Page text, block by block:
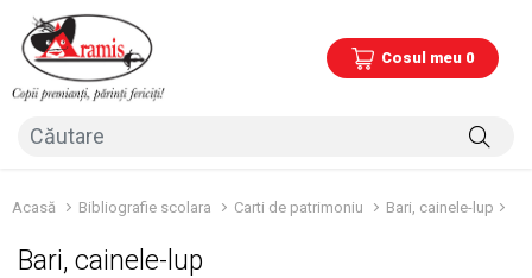
Cosul meu 0
Acasă Bibliografie scolara Carti de patrimoniu Bari, cainele-lup
Bari, cainele-lup